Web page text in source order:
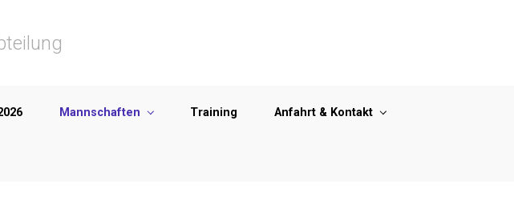
Mannschaften Training Anfahrt & Kontakt